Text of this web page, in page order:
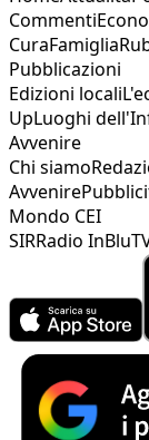
Commenti
CuraFamiglia
Pubblicazioni
Edizioni locali
UpLuoghi
Avvenire
Chi siamo
Avvenire
Mondo CEI
SIRRadio InBlu